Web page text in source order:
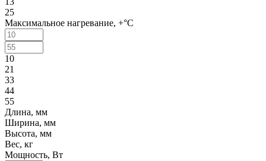
25
Максимальное нагревание, +°C
10
21
33
44
55
Длина, мм
Ширина, мм
Высота, мм
Вес, кг
Мощность, Вт